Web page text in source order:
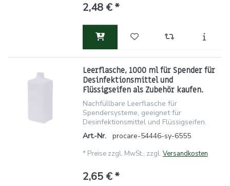
2,48 € *
Leerflasche, 1000 ml für Spender für
Desinfektionsmittel und
Flüssigseifen als Zubehör kaufen.
Nachfüllbare Leerflasche für
Spendersysteme, geeignet für
Desinfektionsmittel und Flüssigseifen.
Art.-Nr.
procare-54446-sy-6555
* Preise zzgl. MwSt., zzgl. Versandkosten
2,65 € *